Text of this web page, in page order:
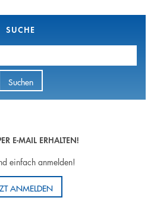
SUCHE
Suchen
E-MAIL ERHALTEN!
einfach anmelden!
ANMELDEN